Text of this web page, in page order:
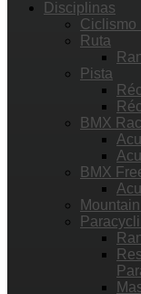
Disciplinas
Ciclismo
Ruta
Pista
BMX
BMX